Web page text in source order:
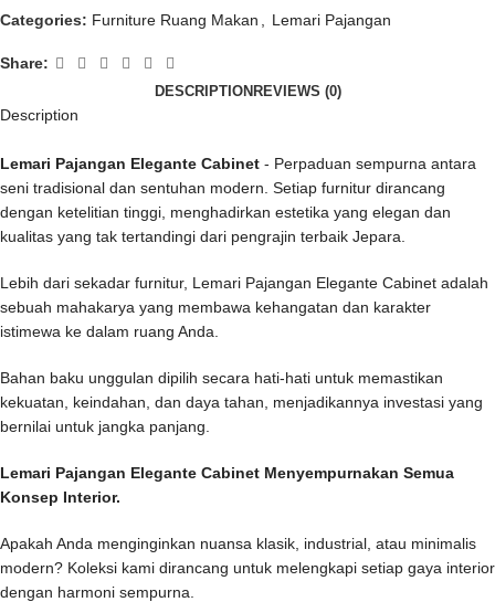
Categories: Furniture Ruang Makan Lemari Pajangan
Share:
DESCRIPTIONREVIEWS (0)
Description
Lemari Pajangan Elegante Cabinet - Perpaduan sempurna antara
seni tradisional dan sentuhan modern. Setiap furnitur dirancang
dengan ketelitian tinggi, menghadirkan estetika yang elegan dan
kualitas yang tak tertandingi dari pengrajin terbaik Jepara.
Lebih dari sekadar furnitur, Lemari Pajangan Elegante Cabinet adalah
sebuah mahakarya yang membawa kehangatan dan karakter
istimewa ke dalam ruang Anda.
Bahan baku unggulan dipilih secara hati-hati untuk memastikan
kekuatan, keindahan, dan daya tahan, menjadikannya investasi yang
bernilai untuk jangka panjang.
Lemari Pajangan Elegante Cabinet Menyempurnakan Semua
Konsep Interior.
Apakah Anda menginginkan nuansa klasik, industrial, atau minimalis
modern? Koleksi kami dirancang untuk melengkapi setiap gaya interior
dengan harmoni sempurna.